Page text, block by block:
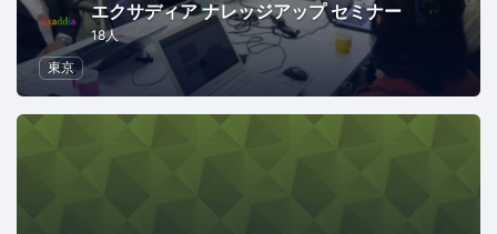
エクサディア ナレッジアップ セミナー
18人
東京